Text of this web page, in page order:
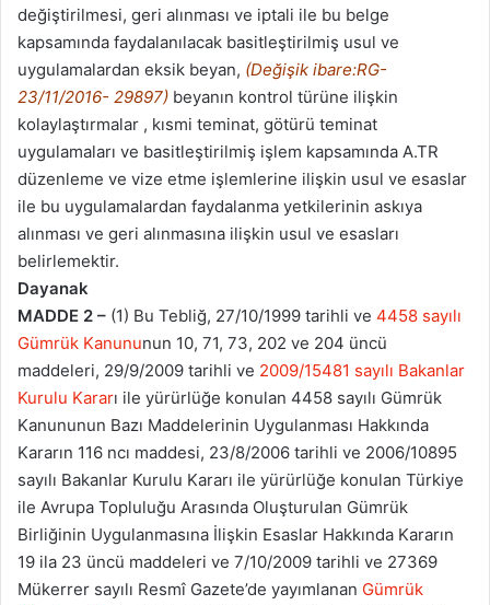
değiştirilmesi, geri alınması ve iptali ile bu belge
kapsamında faydalanılacak basitleştirilmiş usul ve
uygulamalardan eksik beyan, (Değişik ibare:RG-
23/11/2016- 29897) beyanın kontrol türüne ilişkin
kolaylaştırmalar , kısmi teminat, götürü teminat
uygulamaları ve basitleştirilmiş işlem kapsamında A.TR
düzenleme ve vize etme işlemlerine ilişkin usul ve esaslar
ile bu uygulamalardan faydalanma yetkilerinin askıya
alınması ve geri alınmasına ilişkin usul ve esasları
belirlemektir.
Dayanak
MADDE 2 – (1) Bu Tebliğ, 27/10/1999 tarihli ve 4458 sayılı
Gümrük Kanununun 10, 71, 73, 202 ve 204 üncü
maddeleri, 29/9/2009 tarihli ve 2009/15481 sayılı Bakanlar
Kurulu Kararı ile yürürlüğe konulan 4458 sayılı Gümrük
Kanununun Bazı Maddelerinin Uygulanması Hakkında
Kararın 116 ncı maddesi, 23/8/2006 tarihli ve 2006/10895
sayılı Bakanlar Kurulu Kararı ile yürürlüğe konulan Türkiye
ile Avrupa Topluluğu Arasında Oluşturulan Gümrük
Birliğinin Uygulanmasına İlişkin Esaslar Hakkında Kararın
19 ila 23 üncü maddeleri ve 7/10/2009 tarihli ve 27369
Mükerrer sayılı Resmî Gazete’de yayımlanan Gümrük